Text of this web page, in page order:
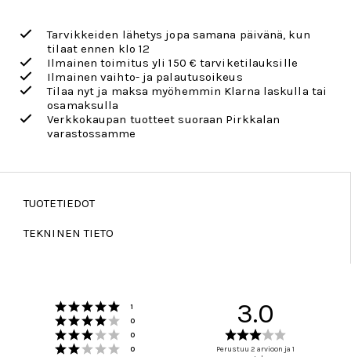
Tarvikkeiden lähetys jopa samana päivänä, kun
tilaat ennen klo 12
Ilmainen toimitus yli 150 € tarviketilauksille
Ilmainen vaihto- ja palautusoikeus
Tilaa nyt ja maksa myöhemmin Klarna laskulla tai
osamaksulla
Verkkokaupan tuotteet suoraan Pirkkalan
varastossamme
TUOTETIEDOT
TEKNINEN TIETO
Arvio 5 5:sta tähdestä
1
Arvio 4 5:sta tähdestä
0
Arvio 3 5:sta tähdestä
0
Arvio 2 5:sta tähdestä
0
3.0
3.0
Perustuu 2 arvioon ja 1